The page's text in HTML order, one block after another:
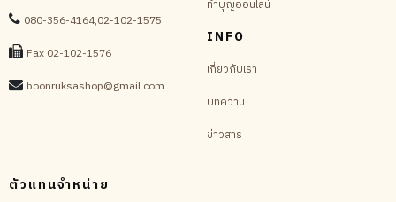
080-356-4164,02-102-1575
Fax 02-102-1576
boonruksashop@gmail.com
ทำบุญออนไลน์
INFO
เกี่ยวกับเรา
บทความ
ข่าวสาร
ตัวแทนจำหน่าย